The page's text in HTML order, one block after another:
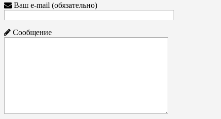
Ваш e-mail (обязательно)
Сообщение